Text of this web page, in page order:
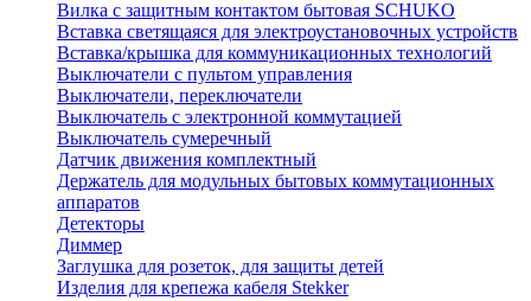
Вилка с защитным контактом бытовая SCHUKO
Вставка светящаяся для электроустановочных устройств
Вставка/крышка для коммуникационных технологий
Выключатели с пультом управления
Выключатели, переключатели
Выключатель с электронной коммутацией
Выключатель сумеречный
Датчик движения комплектный
Держатель для модульных бытовых коммутационных
аппаратов
Детекторы
Диммер
Заглушка для розеток, для защиты детей
Изделия для крепежа кабеля Stekker